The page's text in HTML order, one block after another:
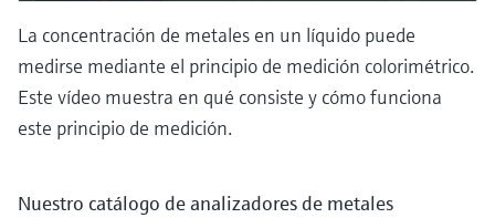
La concentración de metales en un líquido puede
medirse mediante el principio de medición colorimétrico.
Este vídeo muestra en qué consiste y cómo funciona
este principio de medición.
Nuestro catálogo de analizadores de metales